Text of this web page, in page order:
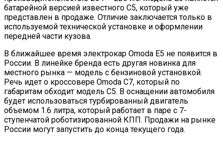
батарейной версией известного C5, который уже
представлен в продаже. Отличие заключается только в
используемой технической установке и оформлении
передней части кузова.
В ближайшее время электрокар Omoda E5 не появится в
России. В линейке бренда есть другая новинка для
местного рынка — модель с бензиновой установкой.
Речь идет о кроссовере Omoda C7, который по
габаритам обходит модель C5. В оснащении автомобиля
будет использоваться турбированный двигатель
объемом 1.6 литра, который работает в паре с 7-
ступенчатой роботизированной КПП. Продажи на рынке
России могут запустить до конца текущего года.